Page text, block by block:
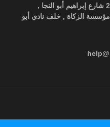
عنوان المصنع : 25 شارع إبراهيم أبو النجا ,
الزكاة , خلف نادي أبو